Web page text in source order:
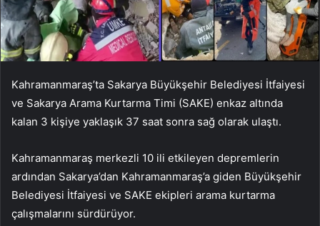
Kahramanmaraş’ta Sakarya Büyükşehir Belediyesi İtfaiyesi
ve Sakarya Arama Kurtarma Timi (SAKE) enkaz altında
kalan 3 kişiye yaklaşık 37 saat sonra sağ olarak ulaştı.
Kahramanmaraş merkezli 10 ili etkileyen depremlerin
ardından Sakarya’dan Kahramanmaraş’a giden Büyükşehir
Belediyesi İtfaiyesi ve SAKE ekipleri arama kurtarma
çalışmalarını sürdürüyor.